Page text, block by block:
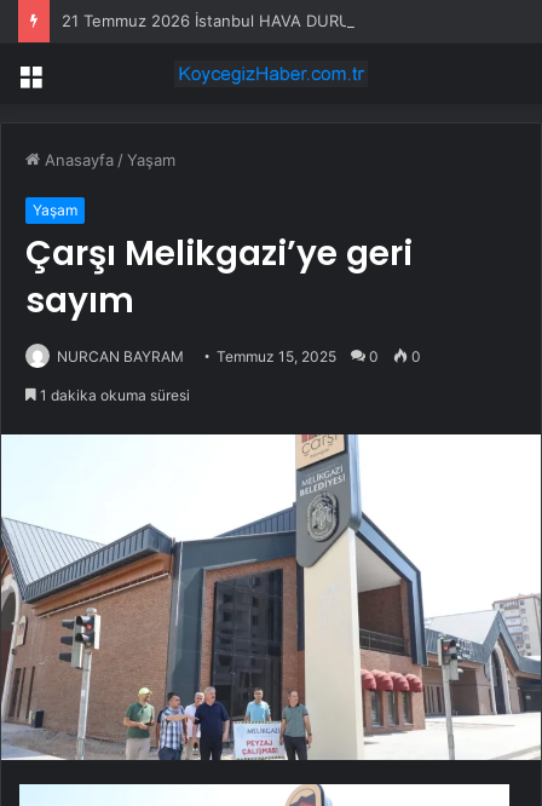
Menü
Anasayfa /Yaşam
Yaşam
Çarşı Melikgazi’ye geri
sayım
NURCAN BAYRAM Temmuz 15, 2025 0 0
1 dakika okuma süresi